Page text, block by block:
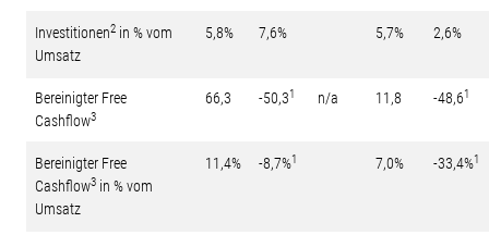
Investitionen2 in % vom
Umsatz
5,8% 7,6% 5,7% 2,6%
Bereinigter Free
Cashflow3
66,3 -50,31 n/a 11,8 -48,61
Bereinigter Free
Cashflow3 in % vom
Umsatz
11,4% -8,7%1 7,0% -33,4%1